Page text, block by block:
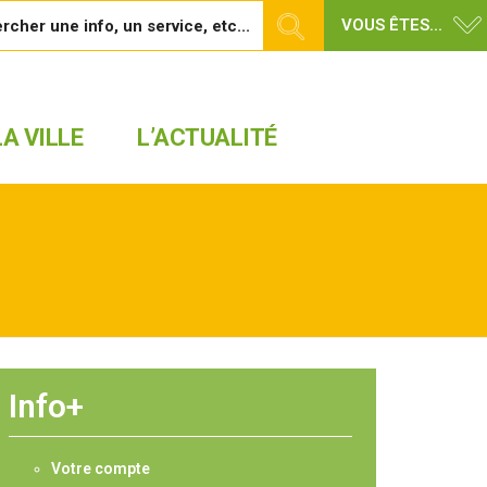
VOUS ÊTES...
VILLE L’ACTUALITÉ
Info+
Votre compte